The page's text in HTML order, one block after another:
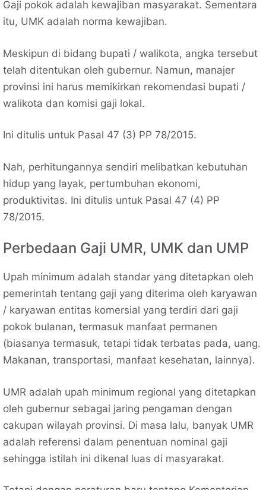
Gaji pokok adalah kewajiban masyarakat. Sementara
itu, UMK adalah norma kewajiban.
Meskipun di bidang bupati / walikota, angka tersebut
telah ditentukan oleh gubernur. Namun, manajer
provinsi ini harus memikirkan rekomendasi bupati /
walikota dan komisi gaji lokal.
Ini ditulis untuk Pasal 47 (3) PP 78/2015.
Nah, perhitungannya sendiri melibatkan kebutuhan
hidup yang layak, pertumbuhan ekonomi,
produktivitas. Ini ditulis untuk Pasal 47 (4) PP
78/2015.
Perbedaan Gaji UMR, UMK dan UMP
Upah minimum adalah standar yang ditetapkan oleh
pemerintah tentang gaji yang diterima oleh karyawan
/ karyawan entitas komersial yang terdiri dari gaji
pokok bulanan, termasuk manfaat permanen
(biasanya termasuk, tetapi tidak terbatas pada, uang.
Makanan, transportasi, manfaat kesehatan, lainnya).
UMR adalah upah minimum regional yang ditetapkan
oleh gubernur sebagai jaring pengaman dengan
cakupan wilayah provinsi. Di masa lalu, banyak UMR
adalah referensi dalam penentuan nominal gaji
sehingga istilah ini dikenal luas di masyarakat.